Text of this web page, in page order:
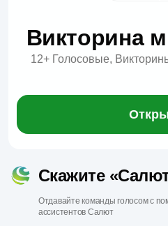
Викторина
12+ Голосовые,
Скажите
Отдавайте команды голосом с
ассистентов Салют